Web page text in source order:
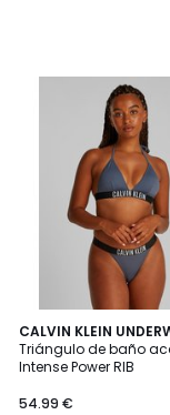
CALVIN KLEIN
Triángulo de baño
Intense Power RIB
54.99 €